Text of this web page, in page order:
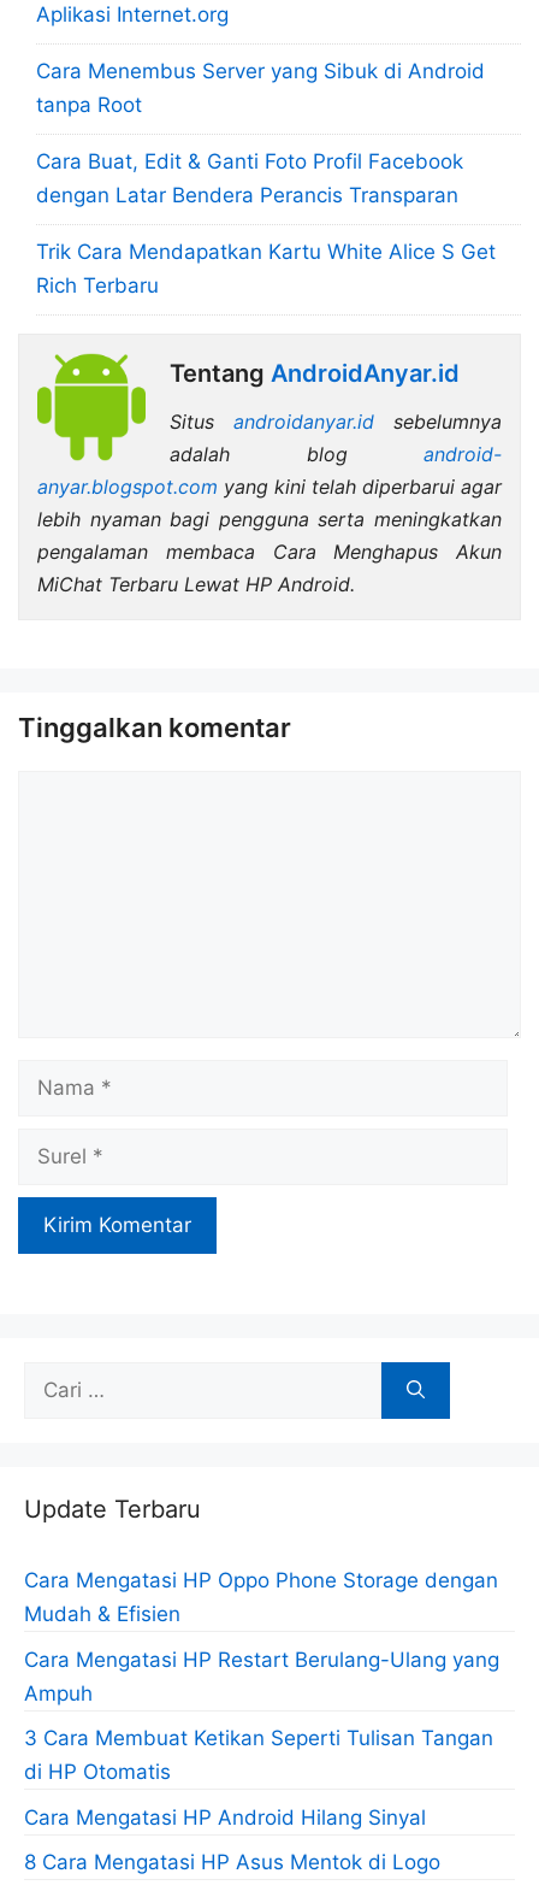
Aplikasi Internet.org
Cara Menembus Server yang Sibuk di Android
tanpa Root
Cara Buat, Edit & Ganti Foto Profil Facebook
dengan Latar Bendera Perancis Transparan
Trik Cara Mendapatkan Kartu White Alice S Get
Rich Terbaru
Tentang AndroidAnyar.id
Situs androidanyar.id sebelumnya
adalah blog android-
anyar.blogspot.com yang kini telah diperbarui agar
lebih nyaman bagi pengguna serta meningkatkan
pengalaman membaca Cara Menghapus Akun
MiChat Terbaru Lewat HP Android.
Tinggalkan komentar
Nama
Surel
Cari
Update Terbaru
Cara Mengatasi HP Oppo Phone Storage dengan
Mudah & Efisien
Cara Mengatasi HP Restart Berulang-Ulang yang
Ampuh
3 Cara Membuat Ketikan Seperti Tulisan Tangan
di HP Otomatis
Cara Mengatasi HP Android Hilang Sinyal
8 Cara Mengatasi HP Asus Mentok di Logo